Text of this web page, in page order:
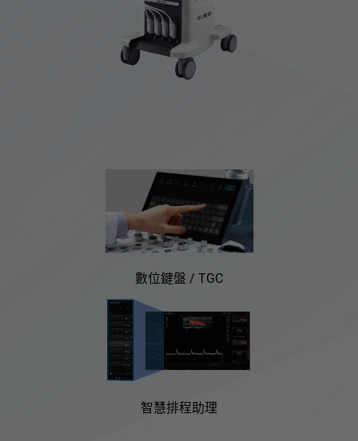
數位鍵盤 / TGC
智慧排程助理